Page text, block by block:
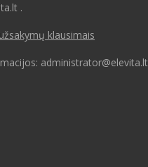
.
klausimais
administrator@elevita.lt